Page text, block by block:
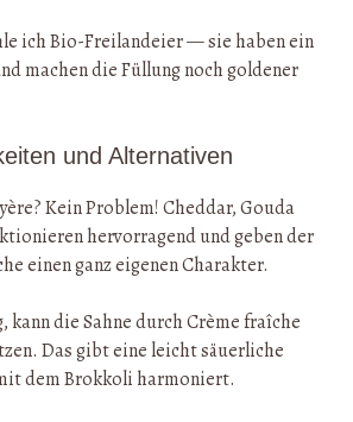
ich Bio-Freilandeier — sie haben ein
machen die Füllung noch goldener
und Alternativen
Kein Problem! Cheddar, Gouda
hervorragend und geben der
einen ganz eigenen Charakter.
kann die Sahne durch Crème fraîche
Das gibt eine leicht säuerliche
dem Brokkoli harmoniert.